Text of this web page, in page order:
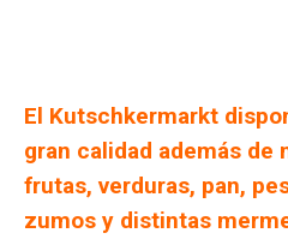
El Kutschkermarkt
gran calidad además de
frutas, verduras, pan,
zumos y distintas